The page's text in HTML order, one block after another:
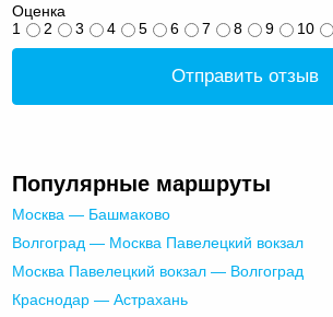
Оценка
1
2 3 4 5 6 7 8 9 10
Отправить отзыв
Популярные маршруты
Москва — Башмаково
Волгоград — Москва Павелецкий вокзал
Москва Павелецкий вокзал — Волгоград
Краснодар — Астрахань